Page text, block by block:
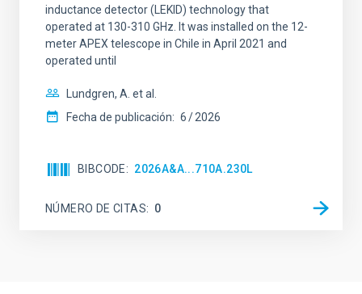
inductance detector (LEKID) technology that
operated at 130-310 GHz. It was installed on the 12-
meter APEX telescope in Chile in April 2021 and
operated until
Lundgren, A. et al.
Fecha de publicación: 6 2026
BIBCODE 2026A&A...710A.230L
NÚMERO DE CITAS 0